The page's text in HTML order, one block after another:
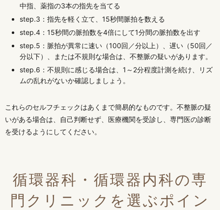
中指、薬指の3本の指先を当てる
step.3：指先を軽く立て、15秒間脈拍を数える
step.4：15秒間の脈拍数を4倍にして1分間の脈拍数を出す
step.5：脈拍が異常に速い（100回／分以上）、遅い（50回／
分以下）、または不規則な場合は、不整脈の疑いがあります。
step.6：不規則に感じる場合は、1～2分程度計測を続け、リズ
ムの乱れがないか確認しましょう。
これらのセルフチェックはあくまで簡易的なものです。不整脈の疑
いがある場合は、自己判断せず、医療機関を受診し、専門医の診断
を受けるようにしてください。
循環器科・循環器内科の専
門クリニックを選ぶポイン